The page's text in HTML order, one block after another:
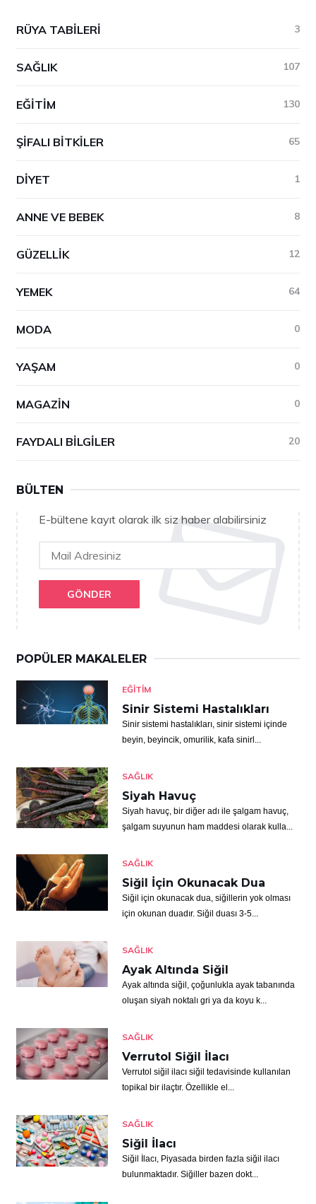
RÜYA TABILERI 3
SAĞLIK 107
EĞITIM 130
ŞIFALI BITKILER 65
DIYET 1
ANNE VE BEBEK 8
GÜZELLIK 12
YEMEK 64
MODA 0
YAŞAM 0
MAGAZIN 0
FAYDALI BILGILER 20
BÜLTEN
E-bültene kayıt olarak ilk siz haber alabilirsiniz
GÖNDER
POPÜLER MAKALELER
EĞITIM
Sinir Sistemi Hastalıkları
Sinir sistemi hastalıkları, sinir sistemi içinde
beyin, beyincik, omurilik, kafa sinirl...
SAĞLIK
Siyah Havuç
Siyah havuç, bir diğer adı ile şalgam havuç,
şalgam suyunun ham maddesi olarak kulla...
SAĞLIK
Siğil İçin Okunacak Dua
Siğil için okunacak dua, siğillerin yok olması
için okunan duadır. Siğil duası 3-5...
SAĞLIK
Ayak Altında Siğil
Ayak altında siğil, çoğunlukla ayak tabanında
oluşan siyah noktalı gri ya da koyu k...
SAĞLIK
Verrutol Siğil İlacı
Verrutol siğil ilacı siğil tedavisinde kullanılan
topikal bir ilaçtır. Özellikle el...
SAĞLIK
Siğil İlacı
Siğil İlacı, Piyasada birden fazla siğil ilacı
bulunmaktadır. Siğiller bazen dokt...